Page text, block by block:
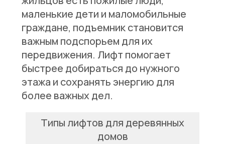
маленькие дети и маломобильные
граждане, подъемник становится
важным подспорьем для их
передвижения. Лифт помогает
быстрее добираться до нужного
этажа и сохранять энергию для
более важных дел.
Типы лифтов для деревянных
домов